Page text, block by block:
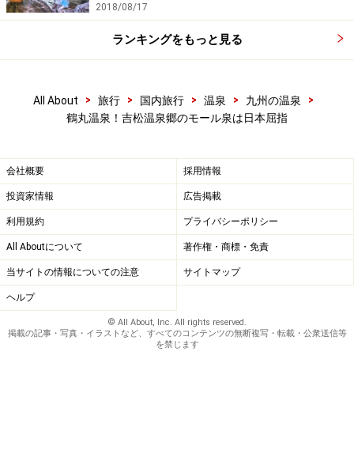
2018/08/17
ランキングをもっと見る
All About > 旅行 > 国内旅行 > 温泉 > 九州の温泉
>
鶴丸温泉！吉松温泉郷のモール泉は日本屈指
会社概要 採用情報
投資家情報 広告掲載
利用規約 プライバシーポリシー
All Aboutについて 著作権・商標・免責
当サイトの情報についての注意 サイトマップ
ヘルプ
© All About, Inc. All rights reserved.
掲載の記事・写真・イラストなど、すべてのコンテンツの無断複写・転載・公衆送信等
を禁じます